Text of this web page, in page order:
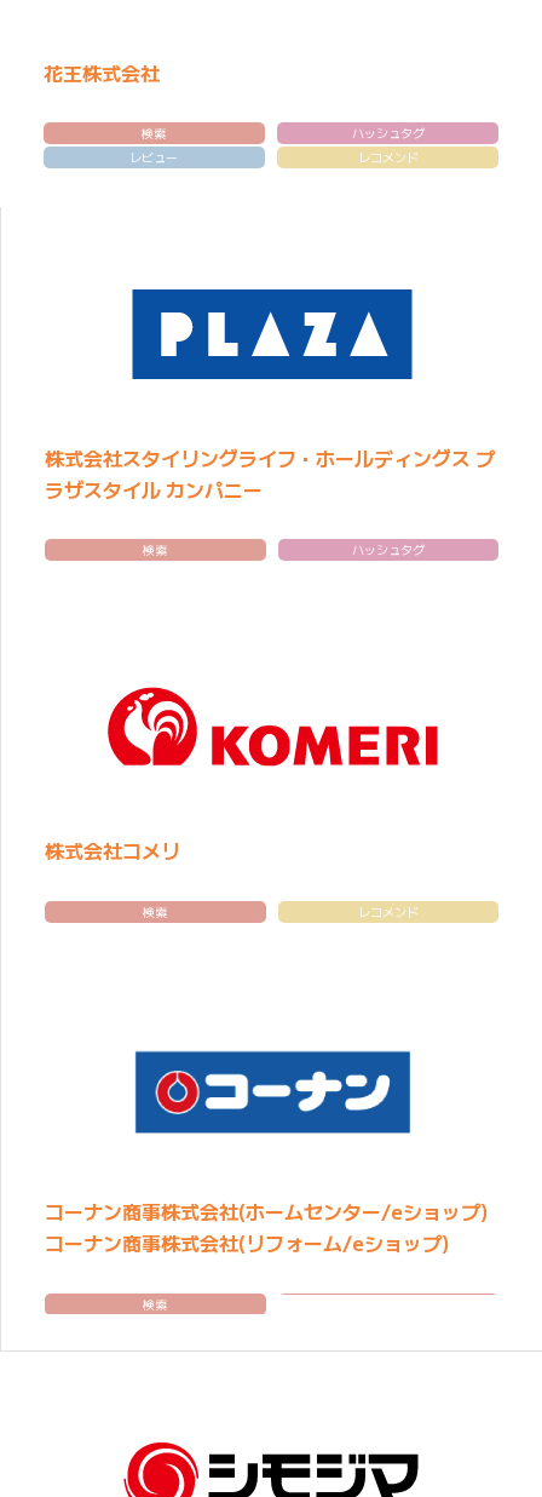
花王株式会社
検索
レビュー
ハッシュタグ
レコメンド
株式会社スタイリングライフ・ホールディングス プ
ラザスタイル カンパニー
検索 ハッシュタグ
株式会社コメリ
検索 レコメンド
コーナン商事株式会社(ホームセンター/eショップ)
コーナン商事株式会社(リフォーム/eショップ)
検索